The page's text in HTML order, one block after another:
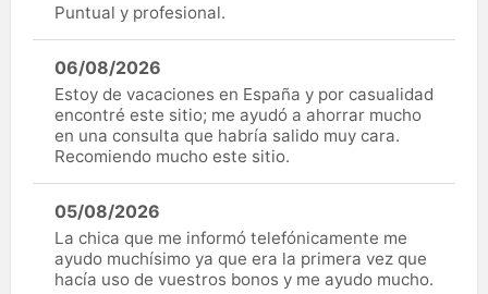
Puntual y profesional.
06/08/2026
Estoy de vacaciones en España y por casualidad
encontré este sitio; me ayudó a ahorrar mucho
en una consulta que habría salido muy cara.
Recomiendo mucho este sitio.
05/08/2026
La chica que me informó telefónicamente me
ayudo muchísimo ya que era la primera vez que
hacía uso de vuestros bonos y me ayudo mucho.